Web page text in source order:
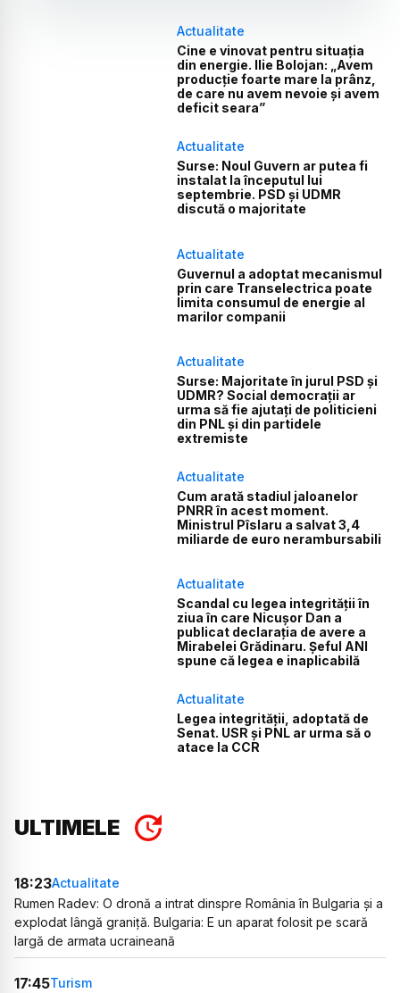
Actualitate
Cine e vinovat pentru situația
din energie. Ilie Bolojan: „Avem
producție foarte mare la prânz,
de care nu avem nevoie și avem
deficit seara”
Actualitate
Surse: Noul Guvern ar putea fi
instalat la începutul lui
septembrie. PSD și UDMR
discută o majoritate
Actualitate
Guvernul a adoptat mecanismul
prin care Transelectrica poate
limita consumul de energie al
marilor companii
Actualitate
Surse: Majoritate în jurul PSD și
UDMR? Social democrații ar
urma să fie ajutați de politicieni
din PNL și din partidele
extremiste
Actualitate
Cum arată stadiul jaloanelor
PNRR în acest moment.
Ministrul Pîslaru a salvat 3,4
miliarde de euro nerambursabili
Actualitate
Scandal cu legea integrității în
ziua în care Nicușor Dan a
publicat declarația de avere a
Mirabelei Grădinaru. Șeful ANI
spune că legea e inaplicabilă
Actualitate
Legea integrității, adoptată de
Senat. USR și PNL ar urma să o
atace la CCR
ULTIMELE
18:23Actualitate
Rumen Radev: O dronă a intrat dinspre România în Bulgaria și a
explodat lângă graniță. Bulgaria: E un aparat folosit pe scară
largă de armata ucraineană
17:45Turism